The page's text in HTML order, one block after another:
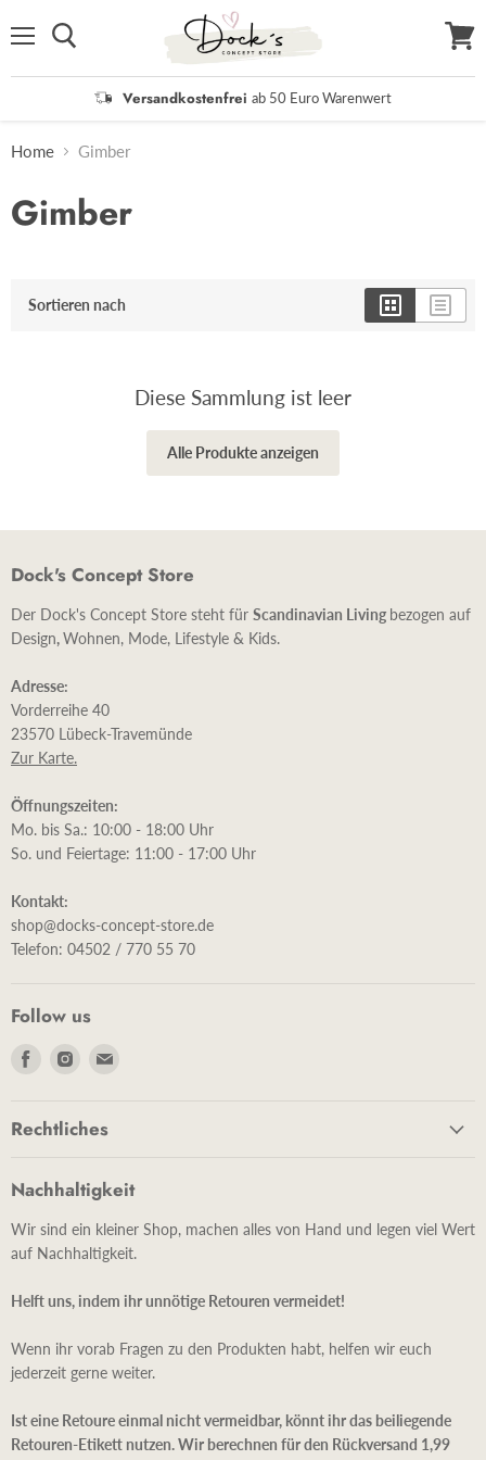
Versandkostenfrei ab 50 Euro Warenwert
Home Gimber
Gimber
Sortieren nach
Diese Sammlung ist leer
Alle Produkte anzeigen
Dock's Concept Store
Der Dock's Concept Store steht für Scandinavian Living bezogen auf
Design,Wohnen, Mode, Lifestyle & Kids.
Adresse:
Vorderreihe 40
23570 Lübeck-Travemünde
Zur Karte.
Öffnungszeiten:
Mo. bis Sa.: 10:00 - 18:00 Uhr
So. und Feiertage: 11:00 - 17:00 Uhr
Kontakt:
shop@docks-concept-store.de
Telefon: 04502 / 770 55 70
Follow us
Finde
Facebook
Finde
Instagram
Rechtliches
Nachhaltigkeit
Wir sind ein kleiner Shop, machen alles von Hand und legen viel Wert
auf Nachhaltigkeit.
Helft uns, indem ihr unnötige Retouren vermeidet!
Wenn ihr vorab Fragen zu den Produkten habt, helfen wir euch
jederzeit gerne weiter.
Ist eine Retoure einmal nicht vermeidbar, könnt ihr das beiliegende
Retouren-Etikett nutzen. Wir berechnen für den Rückversand 1,99